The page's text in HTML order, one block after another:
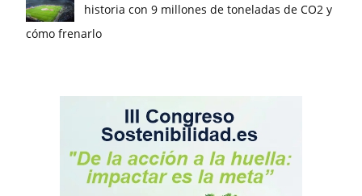
historia con 9 millones de toneladas de CO2 y
cómo frenarlo